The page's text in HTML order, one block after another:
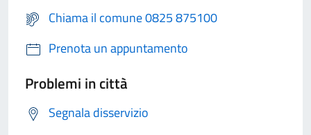
Chiama il comune 0825 875100
Prenota un appuntamento
Problemi in città
Segnala disservizio